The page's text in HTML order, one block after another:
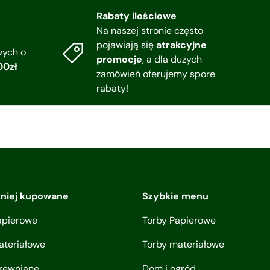
o
Rabaty ilościowe
Na naszej stronie często
pojawiają sięatrakcyjne
promocje, a dla dużych
zamówień oferujemy spore
rabaty!
kupowane
Szybkie menu
Torby Papierowe
Torby materiałowe